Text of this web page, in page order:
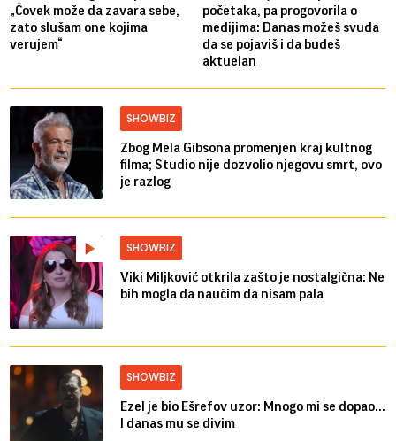
„Čovek može da zavara sebe,
zato slušam one kojima
verujem“
početaka, pa progovorila o
medijima: Danas možeš svuda
da se pojaviš i da budeš
aktuelan
SHOWBIZ
Zbog Mela Gibsona promenjen kraj kultnog
filma; Studio nije dozvolio njegovu smrt, ovo
je razlog
SHOWBIZ
Viki Miljković otkrila zašto je nostalgična: Ne
bih mogla da naučim da nisam pala
SHOWBIZ
Ezel je bio Ešrefov uzor: Mnogo mi se dopao...
I danas mu se divim